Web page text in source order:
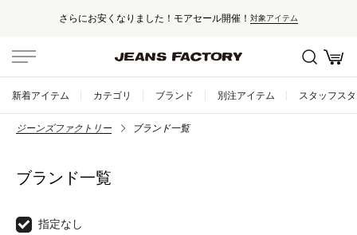
さらにお安くなりました！モアセール開催！ 対象アイテム
新着アイテム カテゴリ ブランド 別注アイテム スタッフス
ジーンズファクトリー ブランド一覧
ブランド一覧
指定なし